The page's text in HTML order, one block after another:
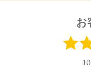
付属のチップに適量を
お